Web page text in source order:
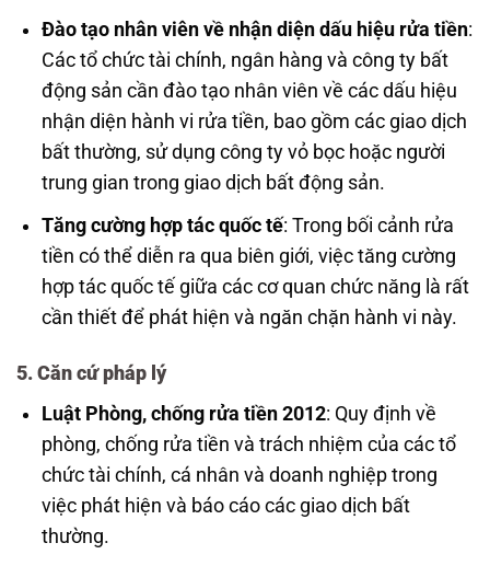
Đào tạo nhân viên về nhận diện dấu hiệu rửa tiền:
Các tổ chức tài chính, ngân hàng và công ty bất
động sản cần đào tạo nhân viên về các dấu hiệu
nhận diện hành vi rửa tiền, bao gồm các giao dịch
bất thường, sử dụng công ty vỏ bọc hoặc người
trung gian trong giao dịch bất động sản.
Tăng cường hợp tác quốc tế: Trong bối cảnh rửa
tiền có thể diễn ra qua biên giới, việc tăng cường
hợp tác quốc tế giữa các cơ quan chức năng là rất
cần thiết để phát hiện và ngăn chặn hành vi này.
5. Căn cứ pháp lý
Luật Phòng, chống rửa tiền 2012: Quy định về
phòng, chống rửa tiền và trách nhiệm của các tổ
chức tài chính, cá nhân và doanh nghiệp trong
việc phát hiện và báo cáo các giao dịch bất
thường.